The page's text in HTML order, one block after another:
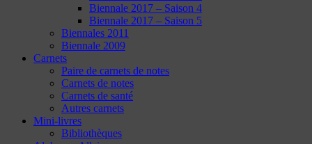
Biennale 2017 – Saison 4
Biennale 2017 – Saison 5
Biennales 2011
Biennale 2009
Carnets
Paire de carnets de notes
Carnets de notes
Carnets de santé
Autres carnets
Mini-livres
Bibliothèques